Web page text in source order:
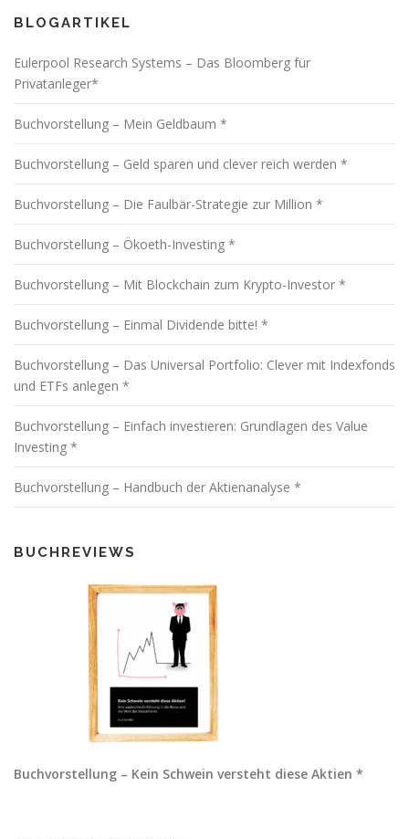
BLOGARTIKEL
Eulerpool Research Systems – Das Bloomberg für
Privatanleger*
Buchvorstellung – Mein Geldbaum *
Buchvorstellung – Geld sparen und clever reich werden *
Buchvorstellung – Die Faulbär-Strategie zur Million *
Buchvorstellung – Ökoeth-Investing *
Buchvorstellung – Mit Blockchain zum Krypto-Investor *
Buchvorstellung – Einmal Dividende bitte! *
Buchvorstellung – Das Universal Portfolio: Clever mit Indexfonds
und ETFs anlegen *
Buchvorstellung – Einfach investieren: Grundlagen des Value
Investing *
Buchvorstellung – Handbuch der Aktienanalyse *
BUCHREVIEWS
Buchvorstellung – Kein Schwein versteht diese Aktien *